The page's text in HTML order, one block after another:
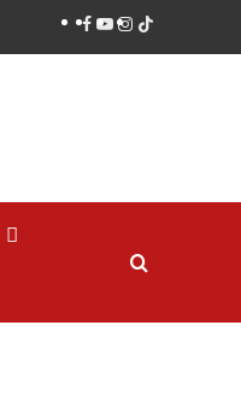
facebook
youtube
instagram
tiktok